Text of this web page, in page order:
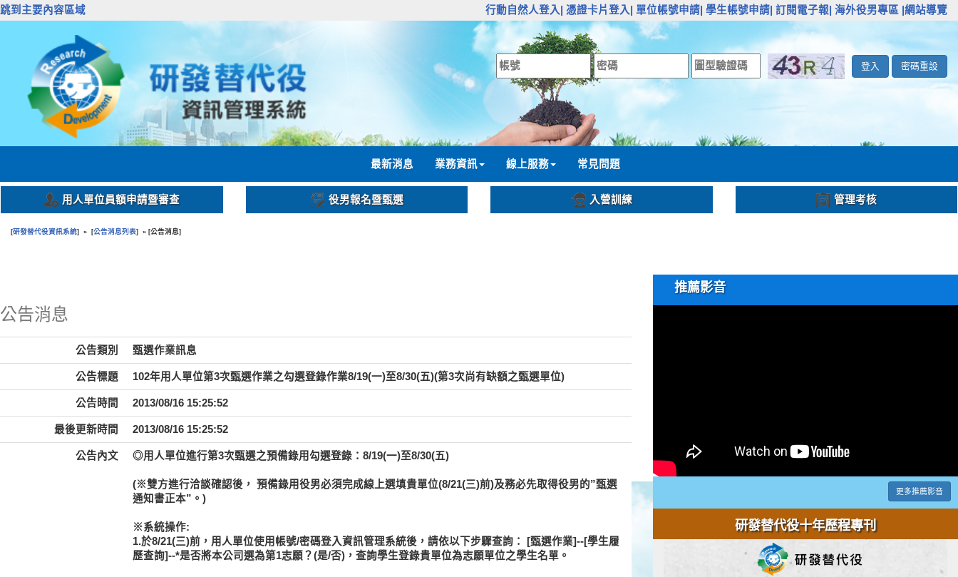
跳到主要內容區域 行動自然人登入| 憑證卡片登入| 單位帳號申請| 學生帳號申請| 訂閱電子報| 海外役男專區 |網站導覽
登入 密碼重設
最新消息 業務資訊 線上服務 常見問題
用人單位員額申請暨審查 役男報名暨甄選 入營訓練 管理考核
[研發替代役資訊系統] » [公告消息列表] » [公告消息]
公告消息
公告類別 甄選作業訊息
公告標題 102年用人單位第3次甄選作業之勾選登錄作業8/19(一)至8/30(五)(第3次尚有缺額之甄選單位)
公告時間 2013/08/16 15:25:52
最後更新時間 2013/08/16 15:25:52
公告內文 ◎用人單位進行第3次甄選之預備錄用勾選登錄：8/19(一)至8/30(五)
(※雙方進行洽談確認後， 預備錄用役男必須完成線上選填貴單位(8/21(三)前)及務必先取得役男的”甄選
通知書正本”。)
※系統操作:
1.於8/21(三)前，用人單位使用帳號/密碼登入資訊管理系統後，請依以下步驟查詢： [甄選作業]--[學生履
歷查詢]--*是否將本公司選為第1志願？(是/否)，查詢學生登錄貴單位為志願單位之學生名單。
推薦影音
更多推薦影音
研發替代役十年歷程專刊